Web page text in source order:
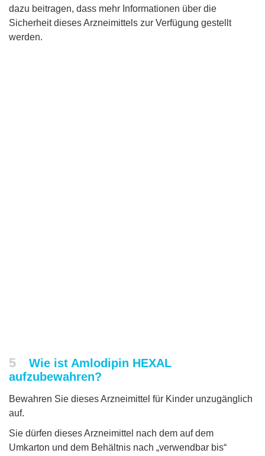
dazu beitragen, dass mehr Informationen über die
Sicherheit dieses Arzneimittels zur Verfügung gestellt
werden.
5
Wie ist Amlodipin HEXAL
aufzubewahren?
Bewahren Sie dieses Arzneimittel für Kinder unzugänglich
auf.
Sie dürfen dieses Arzneimittel nach dem auf dem
Umkarton und dem Behältnis nach „verwendbar bis“